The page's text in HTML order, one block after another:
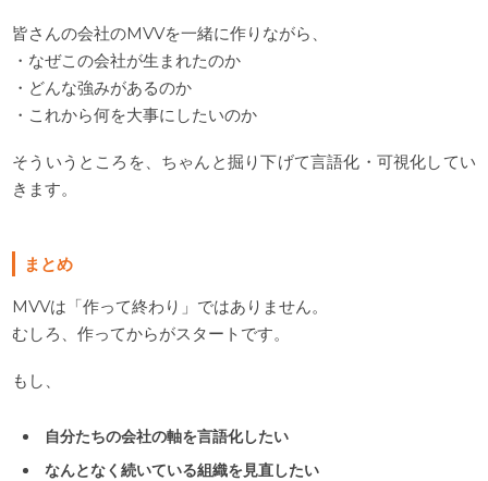
皆さんの会社のMVVを一緒に作りながら、
・なぜこの会社が生まれたのか
・どんな強みがあるのか
・これから何を大事にしたいのか
そういうところを、ちゃんと掘り下げて言語化・可視化してい
きます。
まとめ
MVVは「作って終わり」ではありません。
むしろ、作ってからがスタートです。
もし、
自分たちの会社の軸を言語化したい
なんとなく続いている組織を見直したい